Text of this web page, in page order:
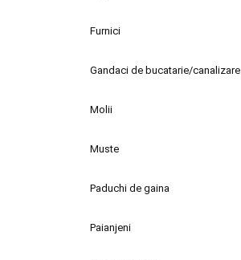
Furnici
Gandaci de bucatarie/canalizare
Molii
Muste
Paduchi de gaina
Paianjeni